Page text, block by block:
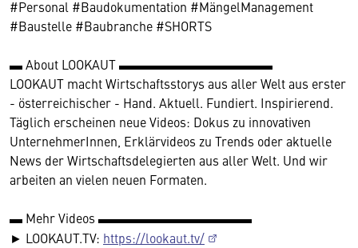
#Personal #Baudokumentation #MängelManagement
#Baustelle #Baubranche #SHORTS
▬ About LOOKAUT ▬▬▬▬▬▬▬▬▬▬▬▬
LOOKAUT macht Wirtschaftsstorys aus aller Welt aus erster
- österreichischer - Hand. Aktuell. Fundiert. Inspirierend.
Täglich erscheinen neue Videos: Dokus zu innovativen
UnternehmerInnen, Erklärvideos zu Trends oder aktuelle
News der Wirtschaftsdelegierten aus aller Welt. Und wir
arbeiten an vielen neuen Formaten.
▬ Mehr Videos ▬▬▬▬▬▬▬▬▬▬▬▬
► LOOKAUT.TV: https://lookaut.tv/